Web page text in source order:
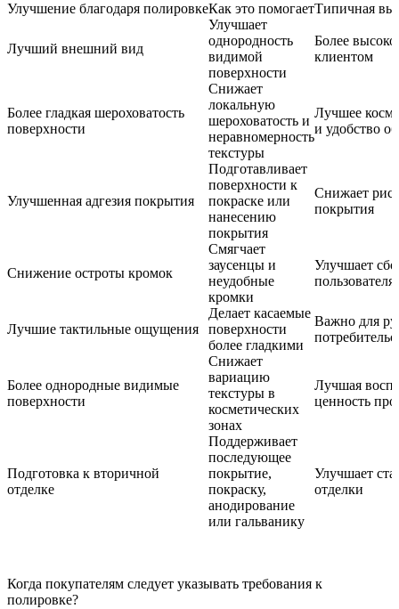
Улучшение благодаря полировкеКак это помогаетТипичная
Лучший внешний вид
Улучшает
однородность
видимой
поверхности
Более
клиентом
Более гладкая шероховатость
поверхности
Снижает
локальную
шероховатость и
неравномерность
текстуры
Лучшее
и удобство
Улучшенная адгезия покрытия
Подготавливает
поверхности к
покраске или
нанесению
покрытия
Снижает
покрытия
Снижение остроты кромок
Смягчает
заусенцы и
неудобные
кромки
Улучшает
пользователя
Лучшие тактильные ощущения
Делает касаемые
поверхности
более гладкими
Важно для
Более однородные видимые
поверхности
Снижает
вариацию
текстуры в
косметических
зонах
Лучшая
ценность
Подготовка к вторичной
отделке
Поддерживает
последующее
покрытие,
покраску,
анодирование
или гальванику
Улучшает
отделки
Когда покупателям следует указывать требования к
полировке?